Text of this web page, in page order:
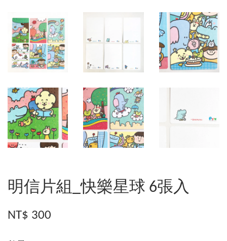
明信片組_快樂星球 6張入
NT$ 300